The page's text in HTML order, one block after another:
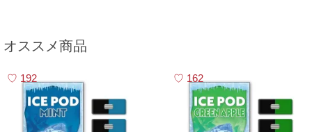
オススメ商品
192 162